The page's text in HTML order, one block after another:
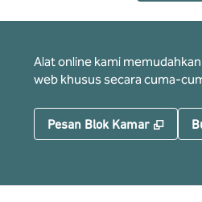
Alat online kami
web khusus secara cuma-
Pesan Blok Kamar ,